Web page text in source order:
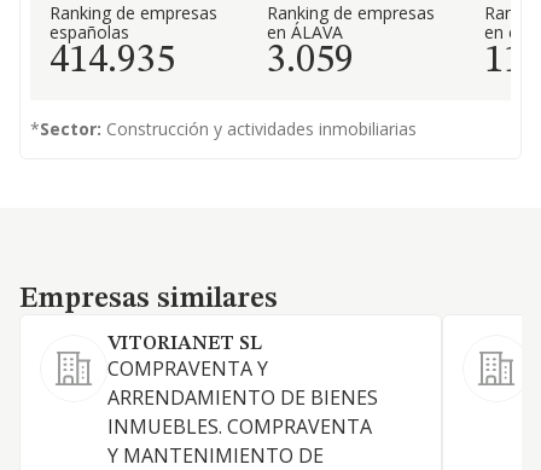
Ranking de empresas
españolas
414.935
Ranking de empresas
en ÁLAVA
3.059
en el
*Sector: Construcción y actividades inmobiliarias
Empresas similares
Empresas similares
VITORIANET SL
COMPRAVENTA Y
ARRENDAMIENTO DE BIENES
INMUEBLES. COMPRAVENTA
Y MANTENIMIENTO DE